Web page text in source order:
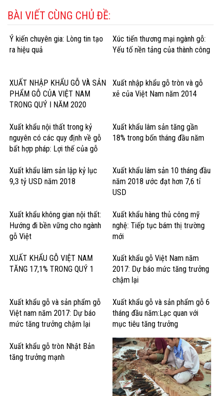
BÀI VIẾT CÙNG CHỦ ĐỀ:
Ý kiến chuyên gia: Lòng tin tạo
ra hiệu quả
Xúc tiến thương mại ngành gỗ:
Yếu tố nền tảng của thành công
XUẤT NHẬP KHẨU GỖ VÀ SẢN
PHẨM GỖ CỦA VIỆT NAM
TRONG QUÝ I NĂM 2020
Xuất nhập khẩu gỗ tròn và gỗ
xẻ của Việt Nam năm 2014
Xuất khẩu nội thất trong kỷ
nguyên có các quy định về gỗ
bất hợp pháp: Lợi thế của gỗ
Xuất khẩu lâm sản tăng gần
18% trong bốn tháng đầu năm
Xuất khẩu lâm sản lập kỷ lục
9,3 tỷ USD năm 2018
Xuất khẩu lâm sản 10 tháng đầu
năm 2018 ước đạt hơn 7,6 tỉ
USD
Xuất khẩu không gian nội thất:
Hướng đi bền vững cho ngành
gỗ Việt
Xuất khẩu hàng thủ công mỹ
nghệ: Tiếp tục bám thị trường
mới
XUẤT KHẨU GỖ VIỆT NAM
TĂNG 17,1% TRONG QUÝ 1
Xuất khẩu gỗ Việt Nam năm
2017: Dự báo mức tăng trưởng
chậm lại
Xuất khẩu gỗ và sản phẩm gỗ
Việt nam năm 2017: Dự báo
mức tăng trưởng chậm lại
Xuất khẩu gỗ và sản phẩm gỗ 6
tháng đầu năm:Lạc quan với
mục tiêu tăng trưởng
Xuất khẩu gỗ tròn Nhật Bản
tăng trưởng mạnh